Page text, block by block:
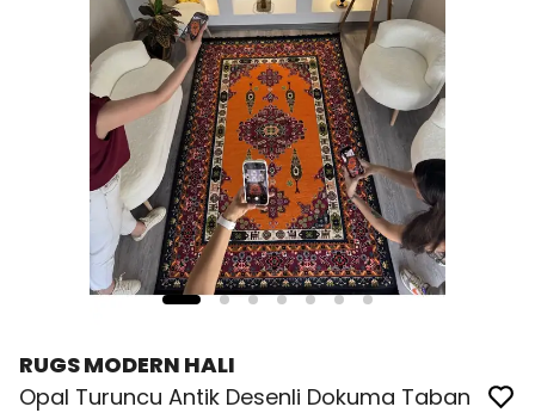
RUGS MODERN HALI
Opal Turuncu Antik Desenli Dokuma Taban